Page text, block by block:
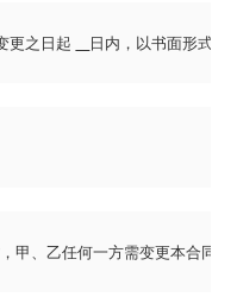
更之日起 日内，以书面形式
，甲、乙任何一方需变更本合